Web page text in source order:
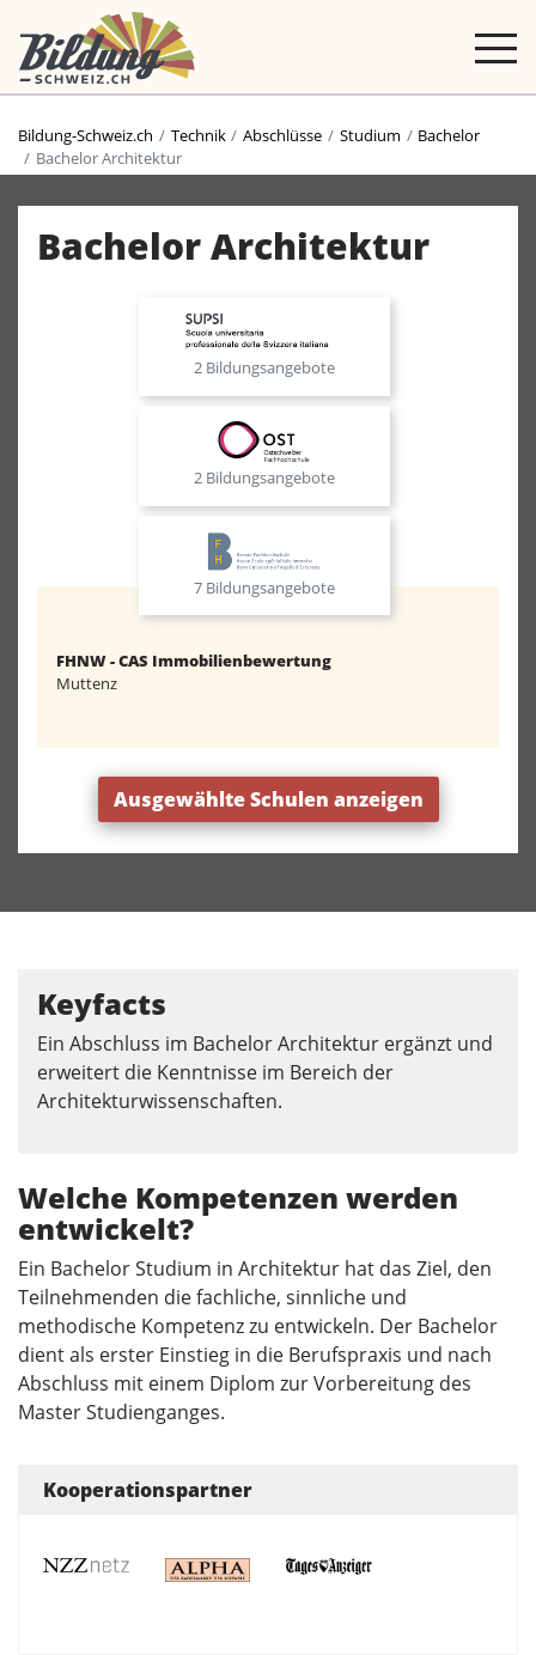
Bildung-Schweiz.ch Technik Abschlüsse Studium
Bachelor
Bachelor Architektur
Bachelor Architektur
2 Bildungsangebote
2 Bildungsangebote
7 Bildungsangebote
FHNW - CAS Immobilienbewertung
Muttenz
Ausgewählte Schulen anzeigen
Keyfacts
Ein Abschluss im Bachelor Architektur ergänzt und
erweitert die Kenntnisse im Bereich der
Architekturwissenschaften.
Welche Kompetenzen werden
entwickelt?
Ein Bachelor Studium in Architektur hat das Ziel, den
Teilnehmenden die fachliche, sinnliche und
methodische Kompetenz zu entwickeln. Der Bachelor
dient als erster Einstieg in die Berufspraxis und nach
Abschluss mit einem Diplom zur Vorbereitung des
Master Studienganges.
Kooperationspartner